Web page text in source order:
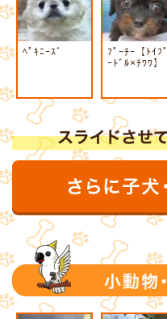
ﾍﾟｷﾆｰｽﾞ
ﾌﾟｰﾁｰ【ﾄｲﾌﾟ
ｰﾄﾞﾙ×ﾁﾜﾜ】